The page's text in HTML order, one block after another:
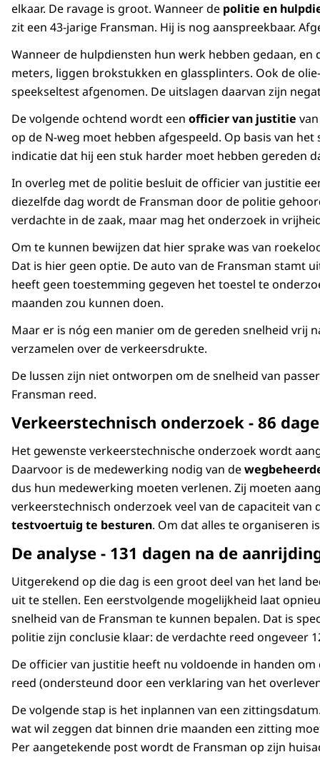
elkaar. De ravage is groot. Wanneer de politie en
zit een 43-jarige Fransman. Hij is nog aanspreekbaar.
Wanneer de hulpdiensten hun werk hebben gedaan,
meters, liggen brokstukken en glassplinters. Ook de
speekseltest afgenomen. De uitslagen daarvan zijn
De volgende ochtend wordt een officier van justitie
op de N-weg moet hebben afgespeeld. Op basis van
indicatie dat hij een stuk harder moet hebben gereden
In overleg met de politie besluit de officier van justitie
diezelfde dag wordt de Fransman door de politie
verdachte in de zaak, maar mag het onderzoek in
Om te kunnen bewijzen dat hier sprake was van
Dat is hier geen optie. De auto van de Fransman stamt
heeft geen toestemming gegeven het toestel te
maanden zou kunnen doen.
Maar er is nóg een manier om de gereden snelheid vrij
verzamelen over de verkeersdrukte.
De lussen zijn niet ontworpen om de snelheid van
Fransman reed.
Verkeerstechnisch onderzoek - 86
Het gewenste verkeerstechnische onderzoek wordt
Daarvoor is de medewerking nodig van de
dus hun medewerking moeten verlenen. Zij moeten
verkeerstechnisch onderzoek veel van de capaciteit
testvoertuig te besturen. Om dat alles te organiseren
De analyse - 131 dagen na de
Uitgerekend op die dag is een groot deel van het land
uit te stellen. Een eerstvolgende mogelijkheid laat
snelheid van de Fransman te kunnen bepalen. Dat is
politie zijn conclusie klaar: de verdachte reed ongeveer
De officier van justitie heeft nu voldoende in handen
reed (ondersteund door een verklaring van het
De volgende stap is het inplannen van een
wat wil zeggen dat binnen drie maanden een zitting
Per aangetekende post wordt de Fransman op zijn